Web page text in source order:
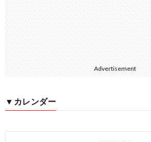
Advertisement
▼カレンダー